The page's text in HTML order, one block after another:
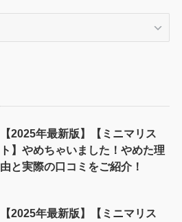
【2025年最新版】【ミニマリス
ト】やめちゃいました！やめた理
由と実際の口コミをご紹介！
【2025年最新版】【ミニマリス